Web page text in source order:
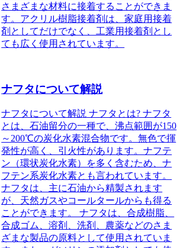
さまざまな材料に接着することができま
す。アクリル樹脂接着剤は、家庭用接着
剤としてだけでなく、工業用接着剤とし
ても広く使用されています。
ナフタについて解説
ナフタについて解説 ナフタとは? ナフタ
とは、石油留分の一種で、沸点範囲が150
～200℃の炭化水素混合物です。無色で揮
発性が高く、引火性があります。ナフテ
ン（環状炭化水素）を多く含むため、ナ
フテン系炭化水素とも言われています。
ナフタは、主に石油から精製されます
が、天然ガスやコールタールからも得る
ことができます。 ナフタは、合成樹脂、
合成ゴム、溶剤、洗剤、農薬などのさま
ざまな製品の原料として使用されていま